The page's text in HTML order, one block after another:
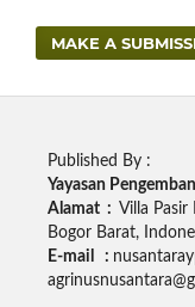
MAKE A
Published By :
Yayasan
Alamat : Villa Pasir
Bogor Barat,
E-mail :